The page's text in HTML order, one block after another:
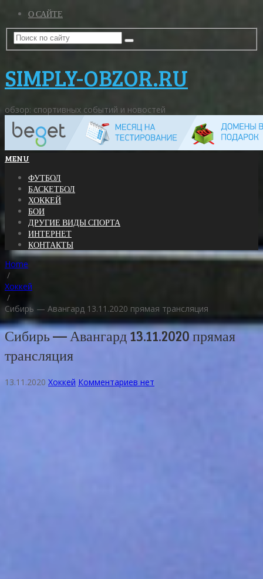
О САЙТЕ
SIMPLY-OBZOR.RU
обзор: спортивных событий и новостей
MENU
ФУТБОЛ
БАСКЕТБОЛ
ХОККЕЙ
БОИ
ДРУГИЕ ВИДЫ СПОРТА
ИНТЕРНЕТ
КОНТАКТЫ
Home
/
Хоккей
/
Сибирь — Авангард 13.11.2020 прямая трансляция
Сибирь — Авангард 13.11.2020 прямая
трансляция
13.11.2020 Хоккей Комментариев нет